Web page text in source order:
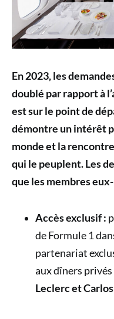
En 2023, les
doublé par rapport à
est sur le point de
démontre un intérêt
monde et la
qui le peuplent. Les
que les membres
Accès exclusif :
de Formule 1
partenariat
aux dîners
Leclerc et